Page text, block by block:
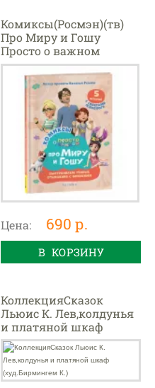
Комиксы(Росмэн)(тв)
Про Миру и Гошу
Просто о важном
Выстраиваем теплые
отношения с близкими
(Конча Н
Цена: 690 р.
В КОРЗИНУ
КоллекцияСказок
Льюис К. Лев,колдунья
и платяной шкаф
(худ.Бирмингем К.)